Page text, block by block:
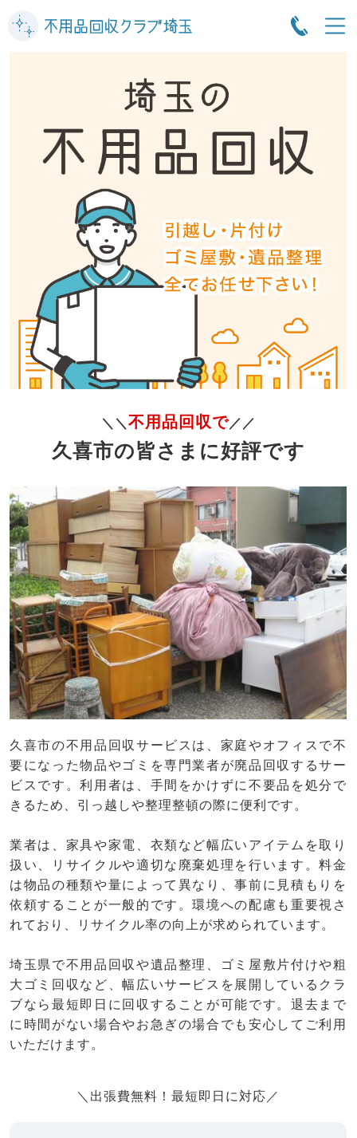
＼＼ 不用品回収で／／
久喜市の皆さまに好評です
久喜市の不用品回収サービスは、家庭やオフィスで不
要になった物品やゴミを専門業者が廃品回収するサー
ビスです。利用者は、手間をかけずに不要品を処分で
きるため、引っ越しや整理整頓の際に便利です。
業者は、家具や家電、衣類など幅広いアイテムを取り
扱い、リサイクルや適切な廃棄処理を行います。料金
は物品の種類や量によって異なり、事前に見積もりを
依頼することが一般的です。環境への配慮も重要視さ
れており、リサイクル率の向上が求められています。
埼玉県で不用品回収や遺品整理、ゴミ屋敷片付けや粗
大ゴミ回収など、幅広いサービスを展開しているクラ
ブなら最短即日に回収することが可能です。退去まで
に時間がない場合やお急ぎの場合でも安心してご利用
いただけます。
＼出張費無料！最短即日に対応／